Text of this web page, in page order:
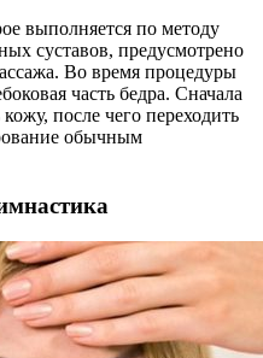
выполняется по методу
суставов, предусмотрено
Во время процедуры
часть бедра. Сначала
после чего переходить
обычным